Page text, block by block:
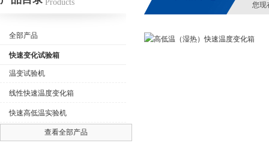
Products
全部产品
快速变化试验箱
温变试验机
线性快速温度变化箱
快速高低温实验机
查看全部产品
您现